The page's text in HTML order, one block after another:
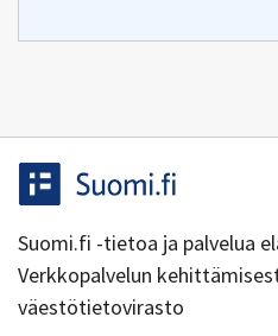
Suomi.fi -tietoa ja palvelua
Verkkopalvelun
väestötietovirasto